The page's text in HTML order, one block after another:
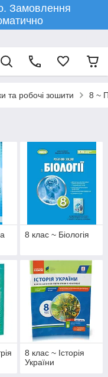
Замовлення
та робочі зошити 8 ~
8 клас ~ Біологія
8 клас ~ Історія
України